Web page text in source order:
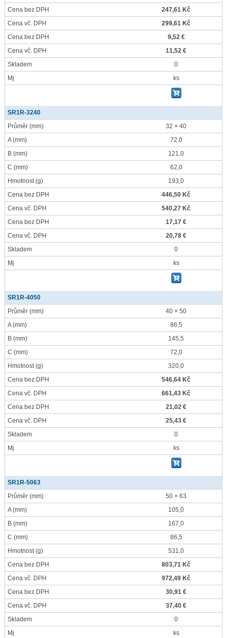
Cena bez DPH
247,61 Kč
Cena vč. DPH
299,61 Kč
Cena bez DPH
9,52 €
Cena vč. DPH
11,52 €
Skladem
0
Mj
ks
SR1R-3240
Průměr (mm)
32 × 40
A(mm)
72,0
B (mm)
121,0
C (mm)
62,0
Hmotnost(g)
193,0
Cena bez DPH
446,50 Kč
Cena vč. DPH
540,27 Kč
Cena bez DPH
17,17 €
Cena vč. DPH
20,78 €
Skladem
0
Mj
ks
SR1R-4050
Průměr (mm)
40 × 50
A(mm)
86,5
B (mm)
145,5
C (mm)
72,0
Hmotnost(g)
320,0
Cena bez DPH
546,64 Kč
Cena vč. DPH
661,43 Kč
Cena bez DPH
21,02 €
Cena vč. DPH
25,43 €
Skladem
0
Mj
ks
SR1R-5063
Průměr (mm)
50 × 63
A(mm)
105,0
B (mm)
167,0
C (mm)
86,5
Hmotnost(g)
531,0
Cena bez DPH
803,71 Kč
Cena vč. DPH
972,49 Kč
Cena bez DPH
30,91 €
Cena vč. DPH
37,40 €
Skladem
0
Mj
ks